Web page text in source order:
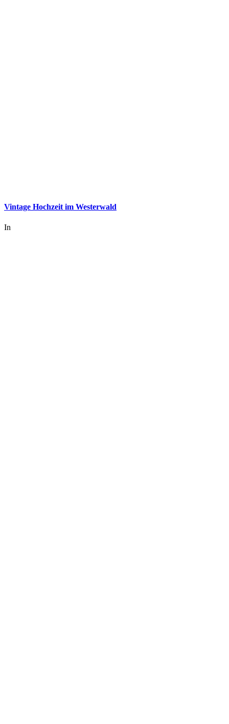
Vintage Hochzeit im Westerwald
In